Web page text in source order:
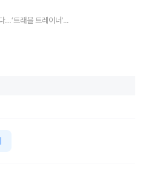
스위스 알프스 하이킹, 초보도 걱정 없다…‘트래블 트레이너’ 올여름 한정 운영